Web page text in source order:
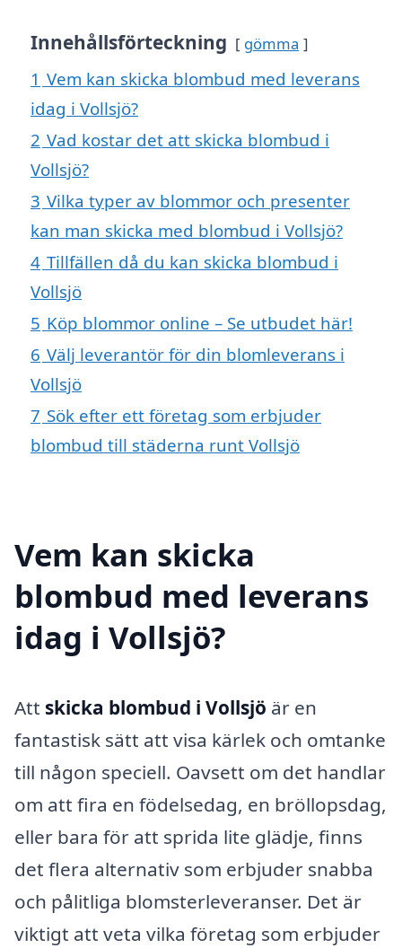
Innehållsförteckning gömma
1 Vem kan skicka blombud med leverans
idag i Vollsjö?
2 Vad kostar det att skicka blombud i
Vollsjö?
3 Vilka typer av blommor och presenter
kan man skicka med blombud i Vollsjö?
4 Tillfällen då du kan skicka blombud i
Vollsjö
5 Köp blommor online – Se utbudet här!
6 Välj leverantör för din blomleverans i
Vollsjö
7 Sök efter ett företag som erbjuder
blombud till städerna runt Vollsjö
Vem kan skicka
blombud med leverans
idag i Vollsjö?
Att skicka blombud i Vollsjö är en
fantastisk sätt att visa kärlek och omtanke
till någon speciell. Oavsett om det handlar
om att fira en födelsedag, en bröllopsdag,
eller bara för att sprida lite glädje, finns
det flera alternativ som erbjuder snabba
och pålitliga blomsterleveranser. Det är
viktigt att veta vilka företag som erbjuder